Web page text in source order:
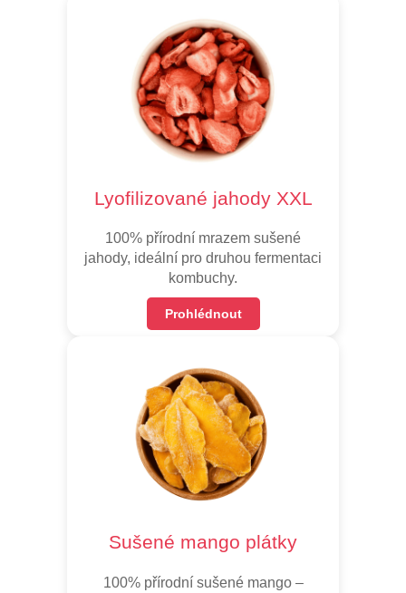
Lyofilizované jahody XXL
100% přírodní mrazem sušené
jahody, ideální pro druhou fermentaci
kombuchy.
Prohlédnout
Sušené mango plátky
100% přírodní sušené mango –